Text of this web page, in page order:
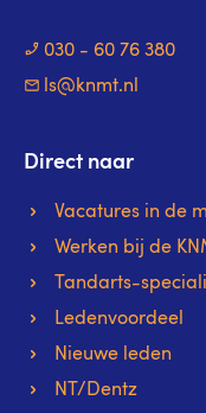
030 - 60 76 380
ls@knmt.nl
Direct naar
Vacatures in de
Werken bij de
Tandarts-
Ledenvoordeel
Nieuwe leden
NT/Dentz